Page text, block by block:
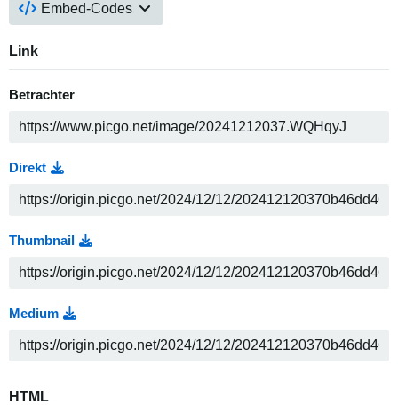
Embed-Codes
Link
Betrachter
Direkt
Thumbnail
Medium
HTML